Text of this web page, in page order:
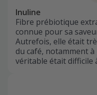
Inuline
Fibre prébiotique
connue pour sa
Autrefois, elle était
du café, notamment
véritable était difficile